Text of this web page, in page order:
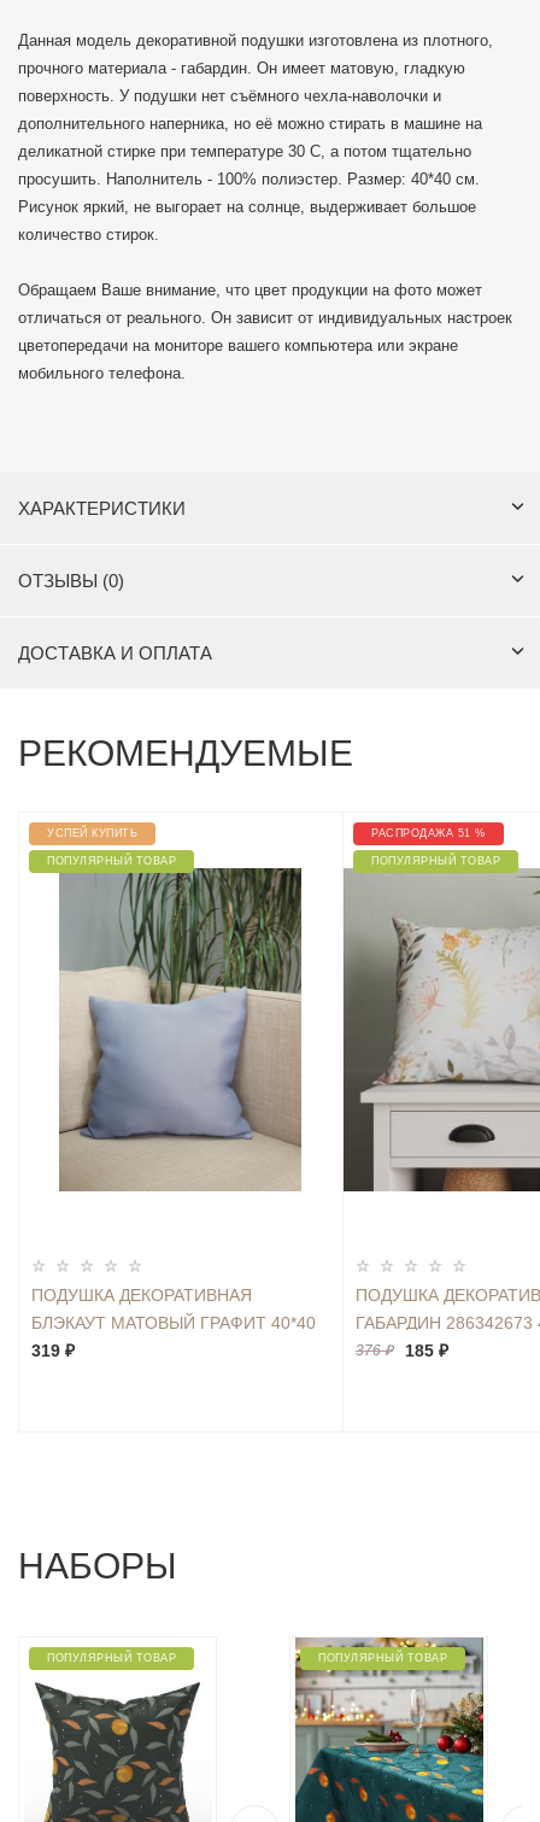
Данная модель декоративной подушки изготовлена из плотного,
прочного материала - габардин. Он имеет матовую, гладкую
поверхность. У подушки нет съёмного чехла-наволочки и
дополнительного наперника, но её можно стирать в машине на
деликатной стирке при температуре 30 С, а потом тщательно
просушить. Наполнитель - 100% полиэстер. Размер: 40*40 см.
Рисунок яркий, не выгорает на солнце, выдерживает большое
количество стирок.
Обращаем Ваше внимание, что цвет продукции на фото может
отличаться от реального. Он зависит от индивидуальных настроек
цветопередачи на мониторе вашего компьютера или экране
мобильного телефона.
ХАРАКТЕРИСТИКИ
ОТЗЫВЫ (0)
ДОСТАВКА И ОПЛАТА
РЕКОМЕНДУЕМЫЕ
УСПЕЙ КУПИТЬ
ПОПУЛЯРНЫЙ ТОВАР
ПОДУШКА ДЕКОРАТИВНАЯ
БЛЭКАУТ МАТОВЫЙ ГРАФИТ 40*40
319 ₽
РАСПРОДАЖА 51 %
ПОПУЛЯРНЫЙ ТОВАР
ПОДУШКА
ГАБАРДИН 286342673
376 ₽ 185 ₽
НАБОРЫ
ПОПУЛЯРНЫЙ ТОВАР ПОПУЛЯРНЫЙ ТОВАР